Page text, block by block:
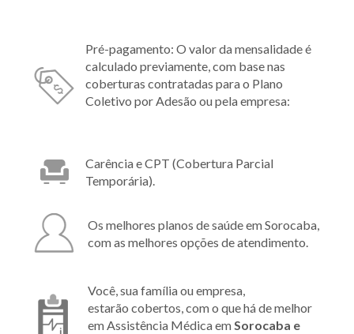
Pré-pagamento: O valor da mensalidade é
calculado previamente, com base nas
coberturas contratadas para o Plano
Coletivo por Adesão ou pela empresa:
Carência e CPT (Cobertura Parcial
Temporária).
Os melhores planos de saúde em Sorocaba,
com as melhores opções de atendimento.
Você, sua família ou empresa,
estarão cobertos, com o que há de melhor
em Assistência Médica emSorocaba e